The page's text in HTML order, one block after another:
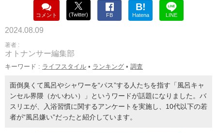
コメント (Twitter) FB
B!
Hatena LINE
2024.08.09
著者 :
オトナンサー編集部
キーワード : ライフスタイル • ランキング • 調査
面倒臭くて風呂やシャワーを“パス”する人たちを指す「風呂キャ
ンセル界隈（かいわい）」というワードが話題になりました。バ
スリエが、入浴習慣に関するアンケートを実施し、10代以下の若
者が“風呂嫌い”だったと紹介しています。